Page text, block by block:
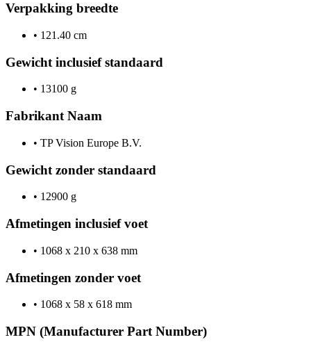
Verpakking breedte
• 121.40 cm
Gewicht inclusief standaard
• 13100 g
Fabrikant Naam
• TP Vision Europe B.V.
Gewicht zonder standaard
• 12900 g
Afmetingen inclusief voet
• 1068 x 210 x 638 mm
Afmetingen zonder voet
• 1068 x 58 x 618 mm
MPN (Manufacturer Part Number)